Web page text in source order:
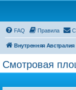
FAQ Правила С
Внутренняя Австралия
Смотровая